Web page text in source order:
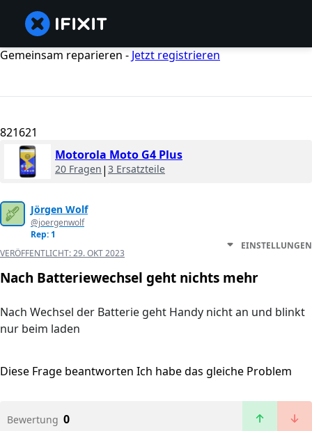
Gemeinsam reparieren - Jetzt registrieren
821621
Motorola Moto G4 Plus
20 Fragen | 3 Ersatzteile
Jörgen Wolf
@joergenwolf
Rep: 1
VERÖFFENTLICHT:29. OKT 2023
EINSTELLUNGEN
Nach Batteriewechsel geht nichts mehr
Nach Wechsel der Batterie geht Handy nicht an und blinkt
nur beim laden
Diese Frage beantworten Ich habe das gleiche Problem
Bewertung 0